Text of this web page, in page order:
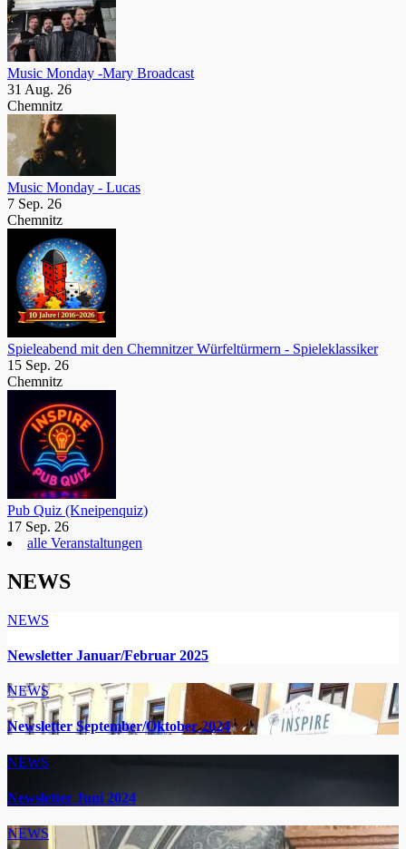
Music Monday -Mary Broadcast
31 Aug. 26
Chemnitz
Music Monday - Lucas
7 Sep. 26
Chemnitz
Spieleabend mit den Chemnitzer Würfeltürmern - Spieleklassiker
15 Sep. 26
Chemnitz
Pub Quiz (Kneipenquiz)
17 Sep. 26
alle Veranstaltungen
NEWS
NEWS
Newsletter Januar/Februar 2025
NEWS
Newsletter September/Oktober 2024
NEWS
Newsletter Juni 2024
NEWS